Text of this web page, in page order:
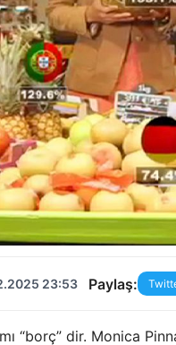
23:53 Paylaş:
“borç” dir. Monica